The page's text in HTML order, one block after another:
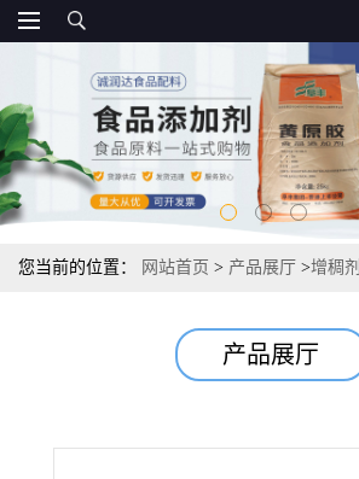
您当前的位置： 网站首页 > 产品展厅 >增稠剂
产品展厅